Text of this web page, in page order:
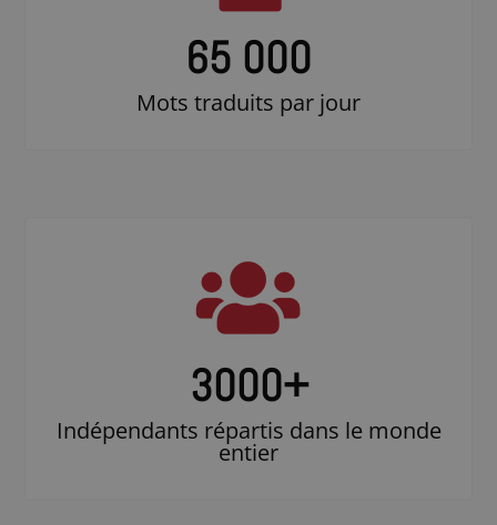
65 000
Mots traduits par jour
3000+
Indépendants répartis dans le monde
entier